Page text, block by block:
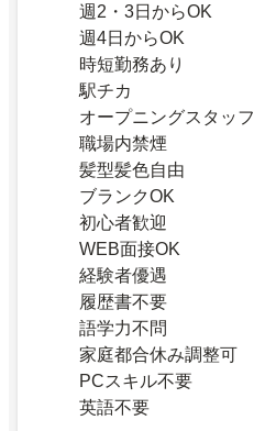
週2・3日からOK
週4日からOK
時短勤務あり
駅チカ
オープニングスタッフ
職場内禁煙
髪型髪色自由
ブランクOK
初心者歓迎
WEB面接OK
経験者優遇
履歴書不要
語学力不問
家庭都合休み調整可
PCスキル不要
英語不要